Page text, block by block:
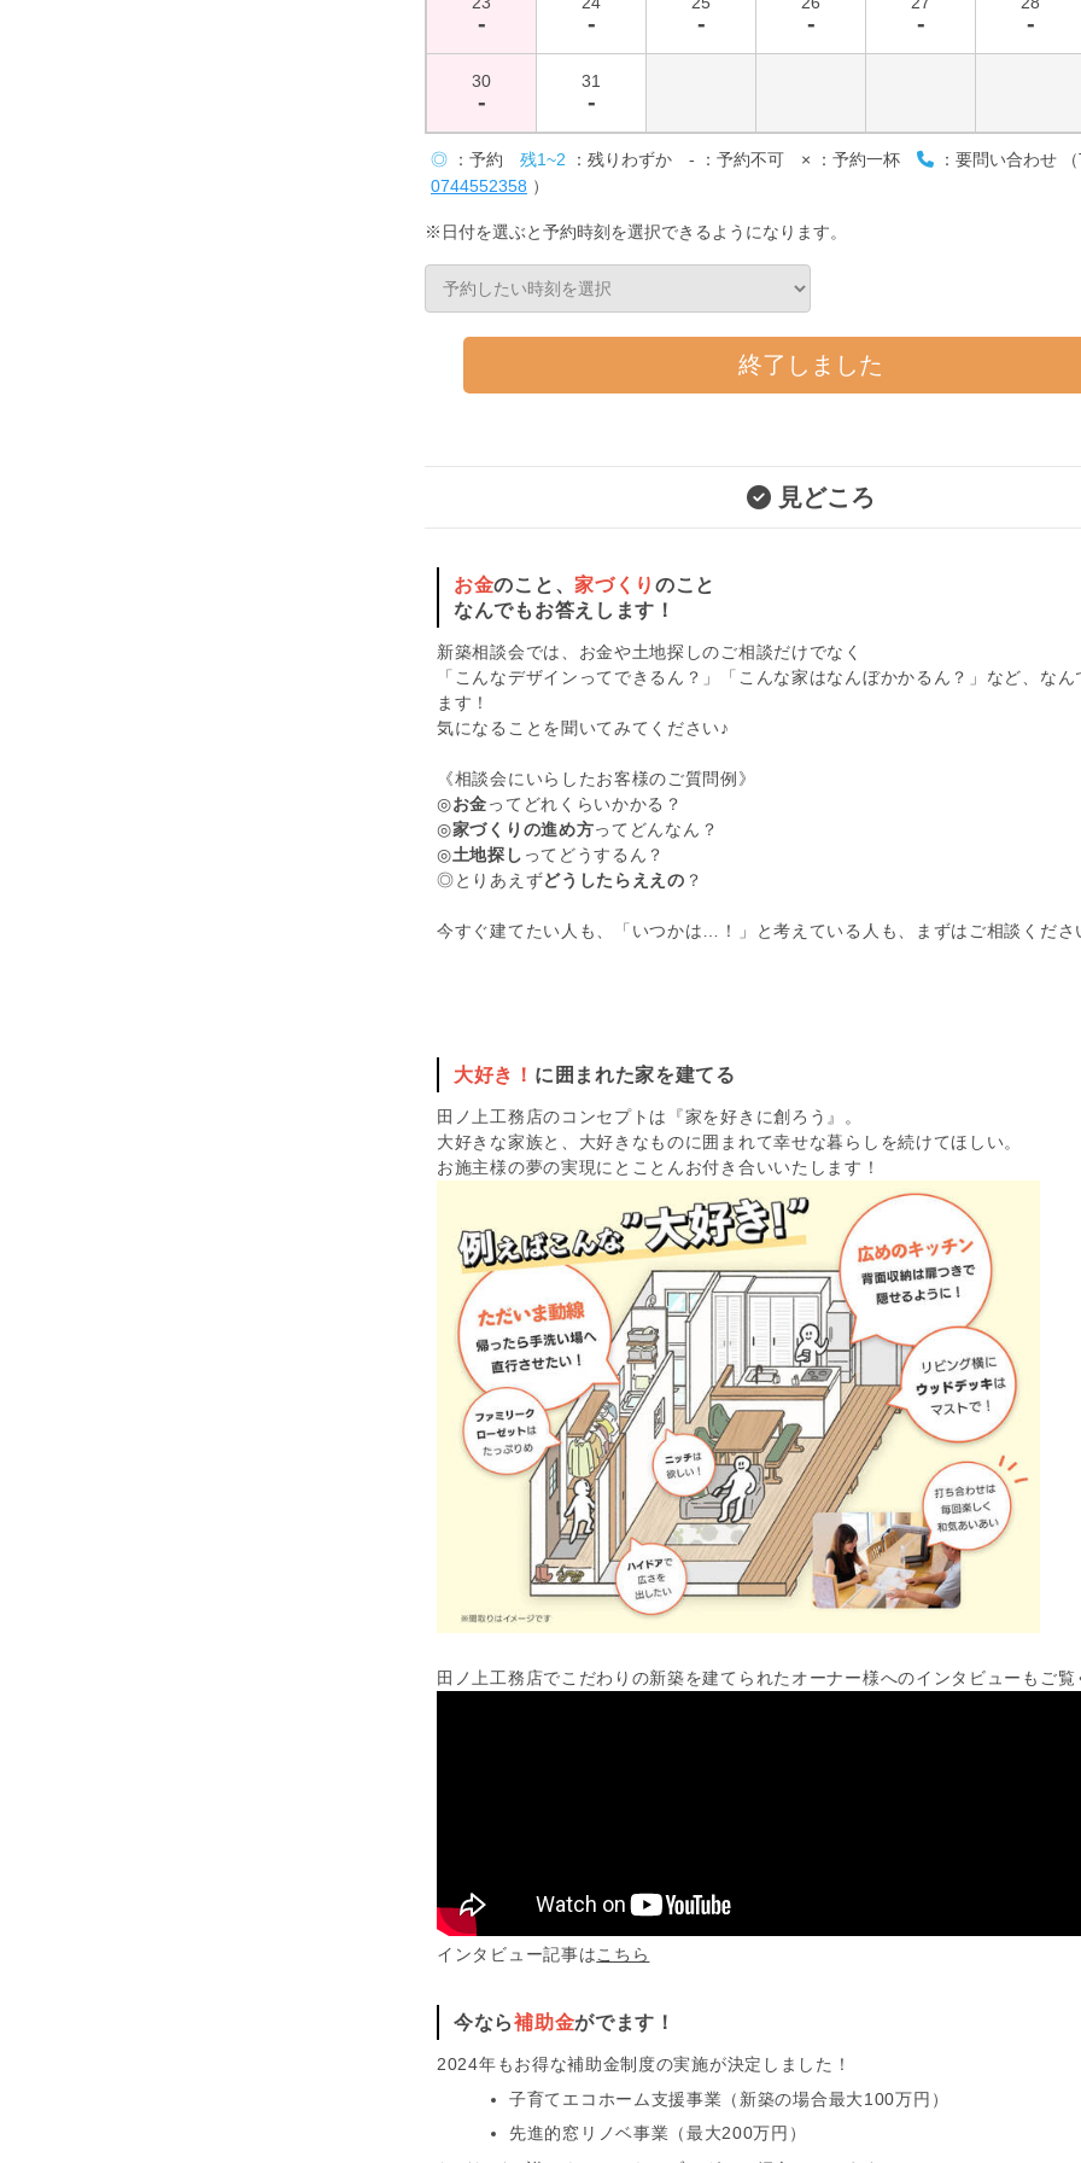
- - - - - -
30
-
31
-
◎ ：予約 残1~2 ：残りわずか - ：予約不可 × ：予約一杯
：要問い合わせ
0744552358 ）
※日付を選ぶと予約時刻を選択できるようになります。
終了しました
見どころ
お金のこと、家づくりのこと
なんでもお答えします！
新築相談会では、お金や土地探しのご相談だけでなく
「こんなデザインってできるん？」「こんな家はなんぼかかるん？」など、なん
ます！
気になることを聞いてみてください♪
《相談会にいらしたお客様のご質問例》
◎お金ってどれくらいかかる？
◎家づくりの進め方ってどんなん？
◎土地探し ってどうするん？
◎とりあえずどうしたらええの ？
今すぐ建てたい人も、「いつかは…！」と考えている人も、まずはご相談くださ
大好き！ に囲まれた家を建てる
田ノ上工務店のコンセプトは『家を好きに創ろう』。
大好きな家族と、大好きなものに囲まれて幸せな暮らしを続けてほしい。
お施主様の夢の実現にとことんお付き合いいたします！
田ノ上工務店でこだわりの新築を建てられたオーナー様へのインタビューもご覧
インタビュー記事はこちら
今なら補助金がでます！
2024年もお得な補助金制度の実施が決定しました！
子育てエコホーム支援事業（新築の場合最大100万円）
先進的窓リノベ事業（最大200万円）